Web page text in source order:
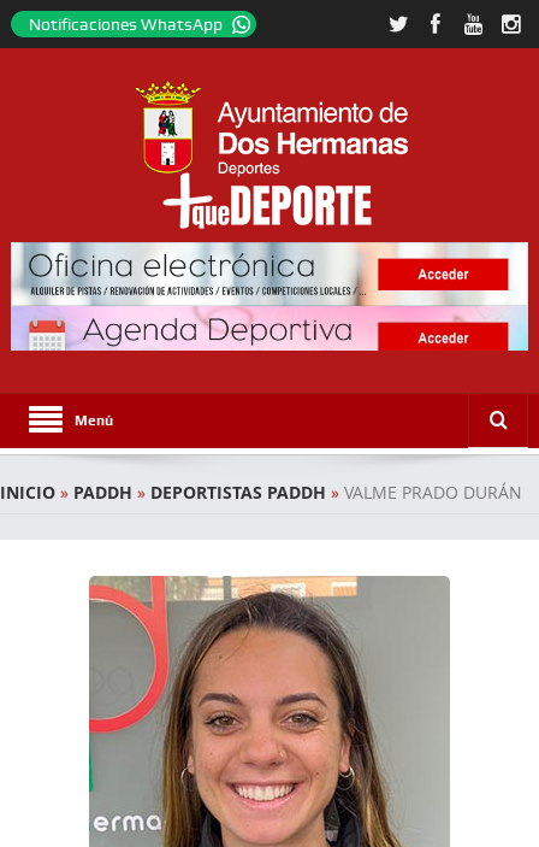
Notificaciones WhatsApp
Menú
INICIO » PADDH » DEPORTISTAS PADDH » VALME PRADO DURÁN